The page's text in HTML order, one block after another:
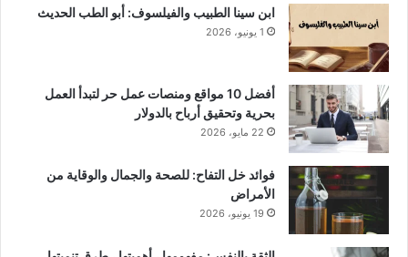
ابن سينا الطبيب والفيلسوف: أبو الطب الحديث
1 يونيو، 2026
أفضل 10 مواقع ومنصات عمل حر لتبدأ العمل
بحرية وتحقيق أرباح بالدولار
22 مايو، 2026
فوائد خل التفاح: للصحة والجمال والوقاية من
الأمراض
19 يونيو، 2026